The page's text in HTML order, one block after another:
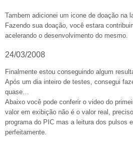
Tambem adicionei um icone de doação na
Fazendo sua doação, você estara
acelerando o desenvolvimento do mesmo.
24/03/2008
Finalmente estou conseguindo algum
Após um dia inteiro de testes, consegui
quase…
Abaixo você pode conferir o video do
valor em exibição não é o valor real,
programa do PIC mas a leitura dos pulsos
perfeitamente.